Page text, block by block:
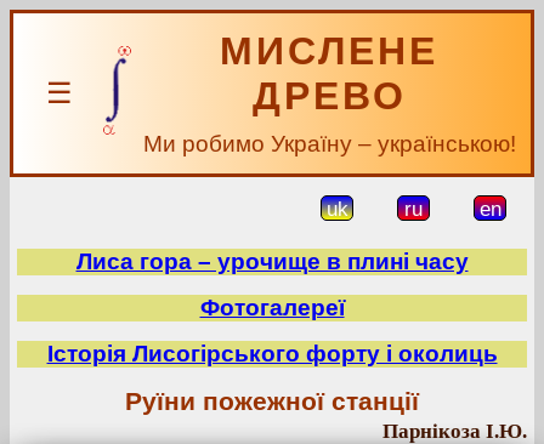
☰
МИСЛЕНЕ
ДРЕВО
Ми робимо Україну – українською!
uk ru en
Лиса гора – урочище в плині часу
Фотогалереї
Історія Лисогірського форту і околиць
Руїни пожежної станції
Парнікоза І.Ю.